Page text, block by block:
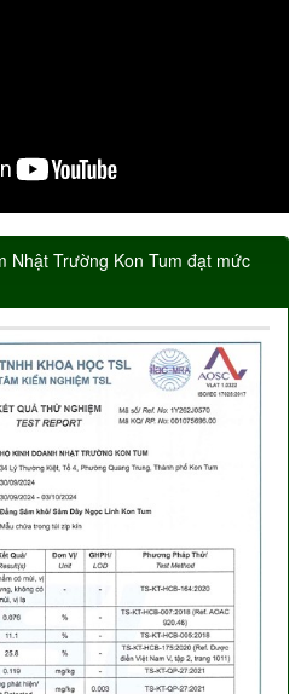
Nhật Trường Kon Tum đạt mức